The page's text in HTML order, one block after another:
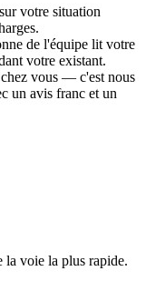
votre situation
de l'équipe lit votre
votre existant.
vous — c'est nous
un avis franc et un
la voie la plus rapide.